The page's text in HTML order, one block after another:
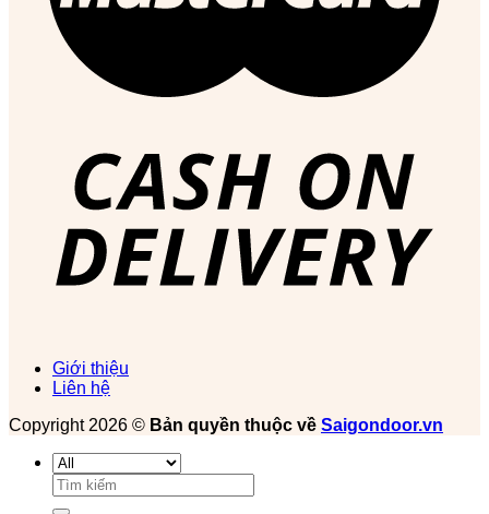
Giới thiệu
Liên hệ
Copyright 2026 © Bản quyền thuộc về Saigondoor.vn
Tìm
kiếm: